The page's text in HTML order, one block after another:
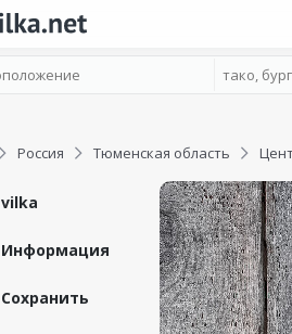
Россия Тюменская область
vilka
Информация
Сохранить